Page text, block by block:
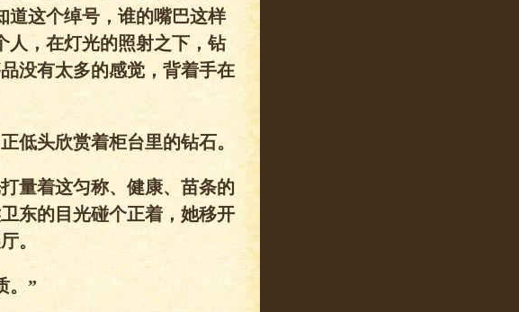
道这个绰号，谁的嘴巴这样
人，在灯光的照射之下，钻
没有太多的感觉，背着手在
低头欣赏着柜台里的钻石。
量着这匀称、健康、苗条的
东的目光碰个正着，她移开
。
。”